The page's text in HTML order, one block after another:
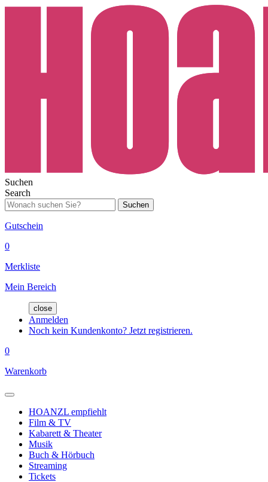
Suchen
Search
Suchen
Gutschein
0
Merkliste
Mein Bereich
close
Anmelden
Noch kein Kundenkonto? Jetzt registrieren.
0
Warenkorb
HOANZL empfiehlt
Film & TV
Kabarett & Theater
Musik
Buch & Hörbuch
Streaming
Tickets